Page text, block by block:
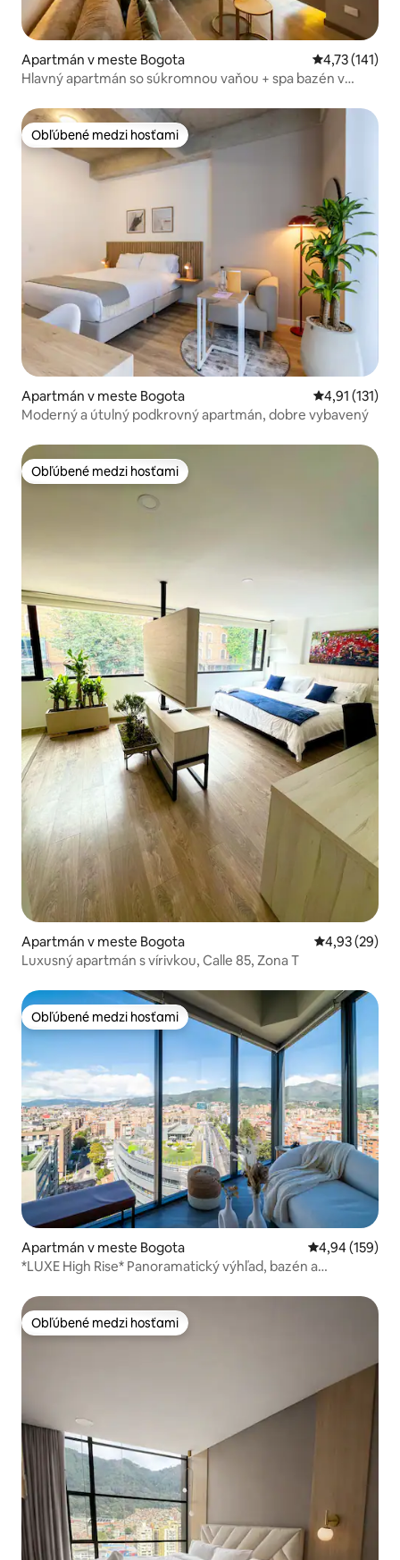
Apartmán v meste Bogota Priemerné
4,73 (141)
Hlavný apartmán so súkromnou vaňou + spa bazén v
Obľúbené medzi hosťami
Obľúbené medzi hosťami
Apartmán v meste Bogota Priemerné
4,91 (131)
Moderný a útulný podkrovný apartmán, dobre vybavený
Obľúbené medzi hosťami
Obľúbené medzi hosťami
Apartmán v meste Bogota Priemerné
4,93 (29)
Luxusný apartmán s vírivkou, Calle 85, Zona T
Obľúbené medzi hosťami
Obľúbené medzi hosťami
Apartmán v meste Bogota Priemerné
4,94 (159)
*LUXE High Rise* Panoramatický výhľad, bazén a
Obľúbené medzi hosťami
Obľúbené medzi hosťami